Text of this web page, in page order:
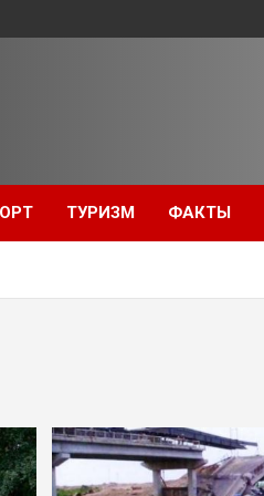
ТУРИЗМ ФАКТЫ